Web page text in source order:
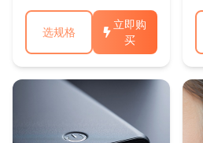
选规格
立即购
买